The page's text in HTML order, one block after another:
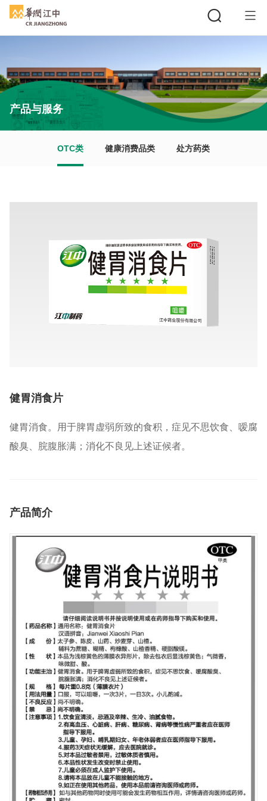
搜索
产品与服务
OTC类 健康消费品类 处方药类
健胃消食片
健胃消食。用于脾胃虚弱所致的食积，症见不思饮食、嗳腐
酸臭、脘腹胀满；消化不良见上述证候者。
产品简介